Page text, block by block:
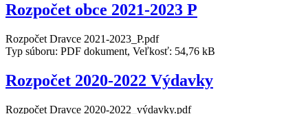
Rozpočet obce 2021-2023 P
Rozpočet Dravce 2021-2023_P.pdf
Typ súboru: PDF dokument, Veľkosť: 54,76 kB
Rozpočet 2020-2022 Výdavky
Rozpočet Dravce 2020-2022_výdavky.pdf